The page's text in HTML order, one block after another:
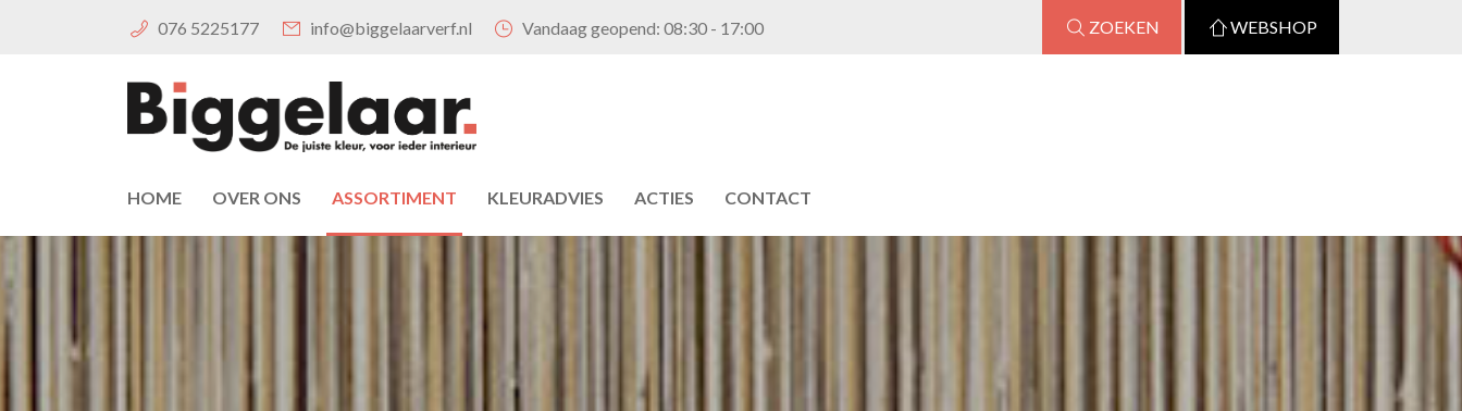
076 5225177 info@biggelaarverf.nl Vandaag geopend:08:30 - 17:00 ZOEKEN WEBSHOP
HOME OVER ONS ASSORTIMENT KLEURADVIES ACTIES CONTACT